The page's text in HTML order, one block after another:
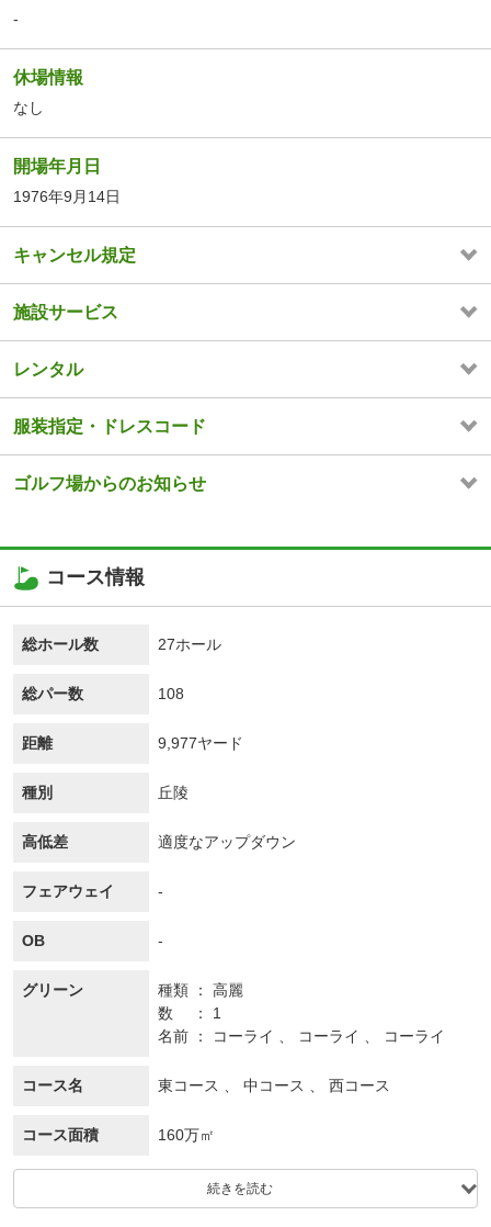
-
休場情報
なし
開場年月日
1976年9月14日
キャンセル規定
施設サービス
レンタル
服装指定・ドレスコード
ゴルフ場からのお知らせ
コース情報
総ホール数 27ホール
総パー数 108
距離 9,977ヤード
種別 丘陵
高低差 適度なアップダウン
フェアウェイ -
OB -
グリーン 種類
高麗
数
1
名前
コーライ 、 コーライ 、 コーライ
コース名 東コース 、 中コース 、 西コース
コース面積 160万㎡
続きを読む